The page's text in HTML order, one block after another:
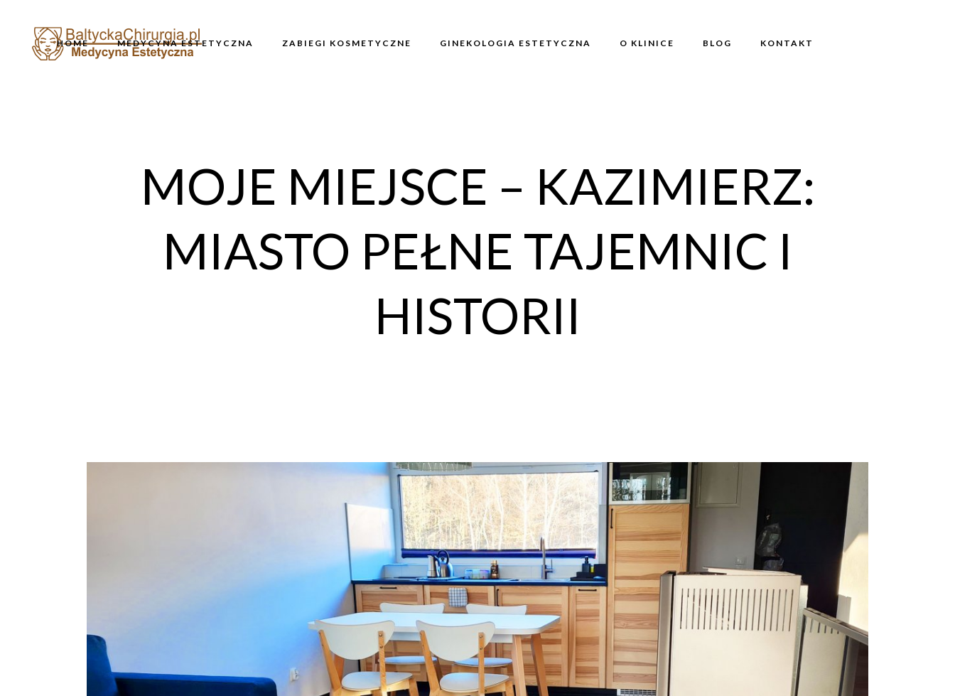
HOME MEDYCYNA ESTETYCZNA ZABIEGI KOSMETYCZNE GINEKOLOGIA ESTETYCZNA O KLINICE BLOG KONTAKT
MOJE MIEJSCE – KAZIMIERZ:
MIASTO PEŁNE TAJEMNIC I
HISTORII